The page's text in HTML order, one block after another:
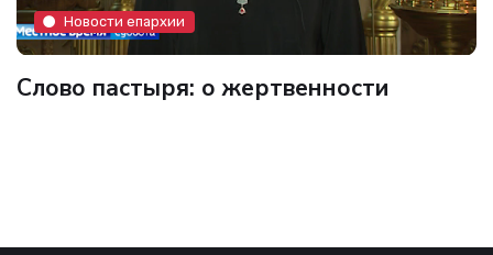
Новости епархии
Слово пастыря: о жертвенности